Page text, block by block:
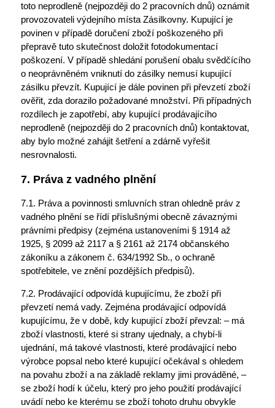
toto neprodleně (nejpozději do 2 pracovních dnů) oznámit
provozovateli výdejního místa Zásilkovny. Kupující je
povinen v případě doručení zboží poškozeného při
přepravě tuto skutečnost doložit fotodokumentací
poškození. V případě shledání porušení obalu svědčícího
o neoprávněném vniknutí do zásilky nemusí kupující
zásilku převzít. Kupující je dále povinen při převzetí zboží
ověřit, zda dorazilo požadované množství. Při případných
rozdílech je zapotřebí, aby kupující prodávajícího
neprodleně (nejpozději do 2 pracovních dnů) kontaktovat,
aby bylo možné zahájit šetření a zdárně vyřešit
nesrovnalosti.
7. Práva z vadného plnění
7.1. Práva a povinnosti smluvních stran ohledně práv z
vadného plnění se řídí příslušnými obecně závaznými
právními předpisy (zejména ustanoveními § 1914 až
1925, § 2099 až 2117 a § 2161 až 2174 občanského
zákoníku a zákonem č. 634/1992 Sb., o ochraně
spotřebitele, ve znění pozdějších předpisů).
7.2. Prodávající odpovídá kupujícímu, že zboží při
převzetí nemá vady. Zejména prodávající odpovídá
kupujícímu, že v době, kdy kupující zboží převzal: – má
zboží vlastnosti, které si strany ujednaly, a chybí-li
ujednání, má takové vlastnosti, které prodávající nebo
výrobce popsal nebo které kupující očekával s ohledem
na povahu zboží a na základě reklamy jimi prováděné, –
se zboží hodí k účelu, který pro jeho použití prodávající
uvádí nebo ke kterému se zboží tohoto druhu obvykle